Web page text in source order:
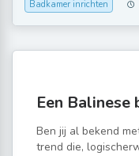
Badkamer inrichten
Een Balinese
Ben jij al bekend
trend die,